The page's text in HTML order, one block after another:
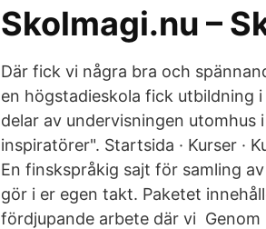
Skolmagi.nu –
Där fick vi några bra och
en högstadieskola fick utbildning
delar av undervisningen
inspiratörer". Startsida · Kurser ·
En finskspråkig sajt för samling
gör i er egen takt. Paketet
fördjupande arbete där vi